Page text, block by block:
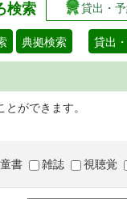
検索 貸出・
典拠検索 貸出
ができます。
書 雑誌 視聴覚